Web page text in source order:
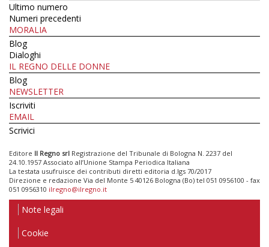
Ultimo numero
Numeri precedenti
MORALIA
Blog
Dialoghi
IL REGNO DELLE DONNE
Blog
NEWSLETTER
Iscriviti
EMAIL
Scrivici
Editore Il Regno srl Registrazione del Tribunale di Bologna N. 2237 del
24.10.1957 Associato all’Unione Stampa Periodica Italiana
La testata usufruisce dei contributi diretti editoria d.lgs 70/2017
Direzione e redazione Via del Monte 5 40126 Bologna (Bo) tel 051 0956100 - fax
051 0956310 ilregno@ilregno.it
Note legali
Cookie